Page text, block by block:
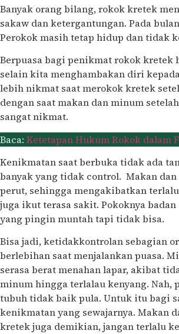
Banyak orang bilang, rokok kretek
sakaw dan ketergantungan. Pada
Perokok masih tetap hidup dan tidak
Berpuasa bagi penikmat rokok kretek
selain kita menghambakan diri
lebih nikmat saat merokok kretek
dengan saat makan dan minum
sangat nikmat.
Baca: Ketetapan Hukum Rokok dalam
Kenikmatan saat berbuka tidak ada
banyak yang tidak control. Makan
perut, sehingga mengakibatkan
juga ikut terasa sakit. Pokoknya
yang pingin muntah tapi tidak bisa.
Bisa jadi, ketidakkontrolan sebagian
berlebihan saat menjalankan puasa.
serasa berat menahan lapar, akibat
minum hingga terlalau kenyang. Nah,
tubuh tidak baik pula. Untuk itu bagi
kenikmatan yang sewajarnya. Makan
kretek juga demikian, jangan terlalu